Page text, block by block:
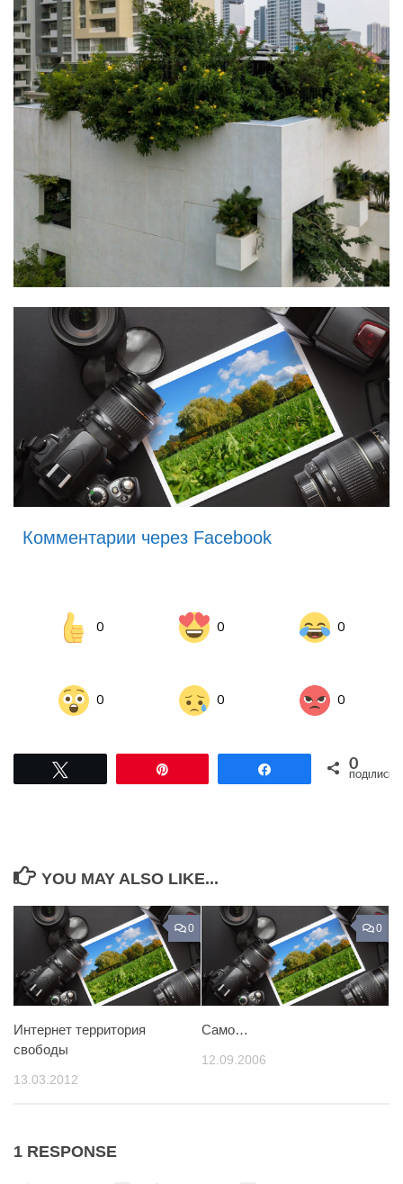
Комментарии через Facebook
0 0 0
0 0 0
Поділитися0
ПОДІЛИСЬ
YOU MAY ALSO LIKE...
0
Интернет территория
свободы
13.03.2012
0
Само…
12.09.2006
1 RESPONSE